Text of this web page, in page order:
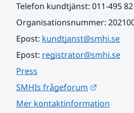
Telefon kundtjänst: 011-495
Organisationsnummer:
Epost: kundtjanst@smhi.se
Epost: registrator@smhi.se
Press
SMHIs frågeforum
Mer kontaktinformation